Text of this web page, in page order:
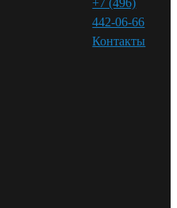
442-06-66
Контакты⁠